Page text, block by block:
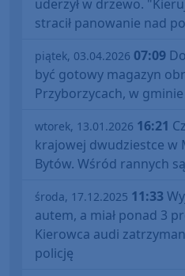
uderzył w drzewo.
stracił panowanie nad
piątek, 03.04.2026 07:09
być gotowy magazyn
Przyborzycach, w
wtorek, 13.01.2026 16:21
krajowej dwudziestce w
Bytów. Wśród rannych są
środa, 17.12.2025 11:33
autem, a miał ponad 3
Kierowca audi
policję